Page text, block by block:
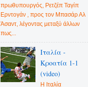
πρωθυπουργός, Ρετζέπ Ταγίπ
Ερντογάν , προς τον Μπασάρ Αλ
Άσαντ, λέγοντας μεταξύ άλλων
πως...
Ιταλία -
Κροατία 1-1
(video)
Η Ιταλία